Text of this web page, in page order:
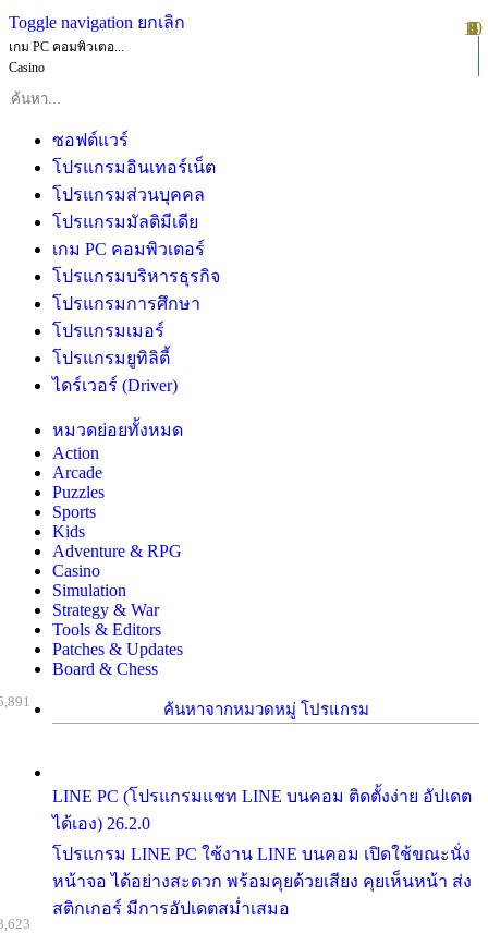
Toggle navigation ยกเลิก
เกม PC คอมพิวเตอ...
Casino
ซอฟต์แวร์
โปรแกรมอินเทอร์เน็ต
โปรแกรมส่วนบุคคล
โปรแกรมมัลติมีเดีย
เกม PC คอมพิวเตอร์
โปรแกรมบริหารธุรกิจ
โปรแกรมการศึกษา
โปรแกรมเมอร์
โปรแกรมยูทิลิตี้
ไดร์เวอร์ (Driver)
หมวดย่อยทั้งหมด
Action
Arcade
Puzzles
Sports
Kids
Adventure & RPG
Casino
Simulation
Strategy & War
Tools & Editors
Patches & Updates
Board & Chess
ค้นหาจากหมวดหมู่ โปรแกรม
LINE PC (โปรแกรมแชท LINE บนคอม ติดตั้งง่าย อัปเดต
ได้เอง) 26.2.0
โปรแกรม LINE PC ใช้งาน LINE บนคอม เปิดใช้ขณะนั่ง
หน้าจอ ได้อย่างสะดวก พร้อมคุยด้วยเสียง คุยเห็นหน้า ส่ง
สติกเกอร์ มีการอัปเดตสม่ำเสมอ
1
2
3
4
5
6
7
8
9
10